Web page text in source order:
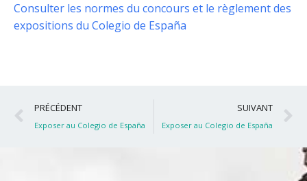
Consulter les normes du concours et le règlement des
expositions du Colegio de España
Précédent
PRÉCÉDENT
Exposer au Colegio de España
SUIVANT
Exposer au Colegio de España